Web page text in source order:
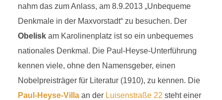
nahm das zum Anlass, am 8.9.2013 „Unbequeme
Denkmale in der Maxvorstadt“ zu besuchen. Der
Obeliskam Karolinenplatz ist so ein unbequemes
nationales Denkmal. Die Paul-Heyse-Unterführung
kennen viele, ohne den Namensgeber, einen
Nobelpreisträger für Literatur (1910), zu kennen. Die
Paul-Heyse-Villaan der Luisenstraße 22 steht einer